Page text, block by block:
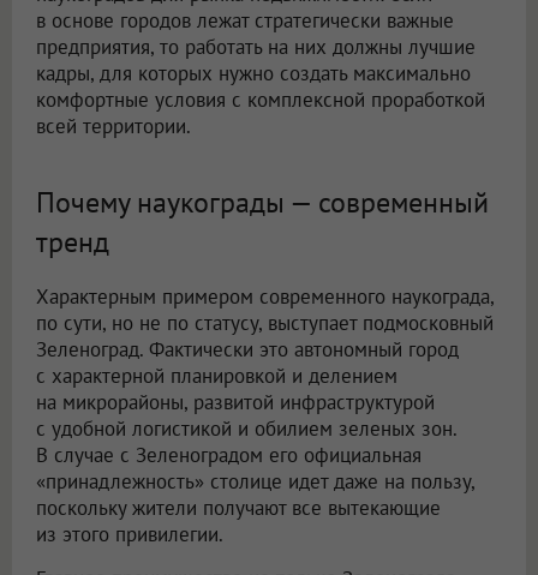
в основе городов лежат стратегически важные
предприятия, то работать на них должны лучшие
кадры, для которых нужно создать максимально
комфортные условия с комплексной проработкой
всей территории.
Почему наукограды — современный
тренд
Характерным примером современного наукограда,
по сути, но не по статусу, выступает подмосковный
Зеленоград. Фактически это автономный город
с характерной планировкой и делением
на микрорайоны, развитой инфраструктурой
с удобной логистикой и обилием зеленых зон.
В случае с Зеленоградом его официальная
«принадлежность» столице идет даже на пользу,
поскольку жители получают все вытекающие
из этого привилегии.